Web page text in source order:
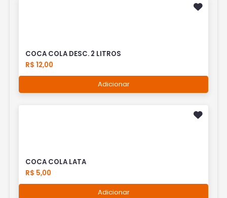
COCA COLA DESC. 2 LITROS
R$ 12,00
Adicionar
COCA COLA LATA
R$ 5,00
Adicionar